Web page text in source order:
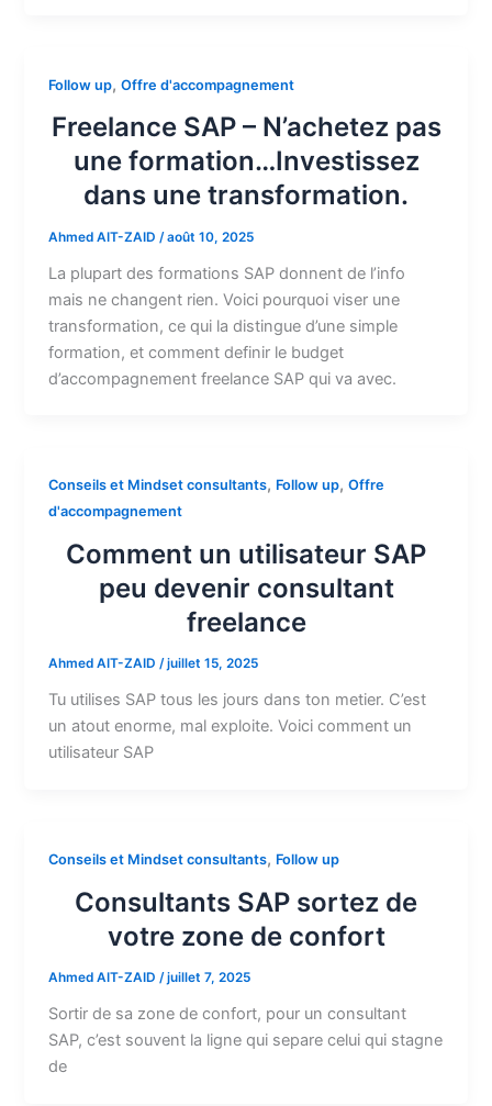
Follow up,Offre d'accompagnement
Freelance SAP – N’achetez pas
une formation…Investissez
dans une transformation.
Ahmed AIT-ZAID /août 10, 2025
La plupart des formations SAP donnent de l’info
mais ne changent rien. Voici pourquoi viser une
transformation, ce qui la distingue d’une simple
formation, et comment definir le budget
d’accompagnement freelance SAP qui va avec.
Conseils et Mindset consultants, Follow up,Offre
d'accompagnement
Comment un utilisateur SAP
peu devenir consultant
freelance
Ahmed AIT-ZAID/juillet 15, 2025
Tu utilises SAP tous les jours dans ton metier. C’est
un atout enorme, mal exploite. Voici comment un
utilisateur SAP
Conseils et Mindset consultants, Follow up
Consultants SAP sortez de
votre zone de confort
Ahmed AIT-ZAID/juillet 7, 2025
Sortir de sa zone de confort, pour un consultant
SAP, c’est souvent la ligne qui separe celui qui stagne
de